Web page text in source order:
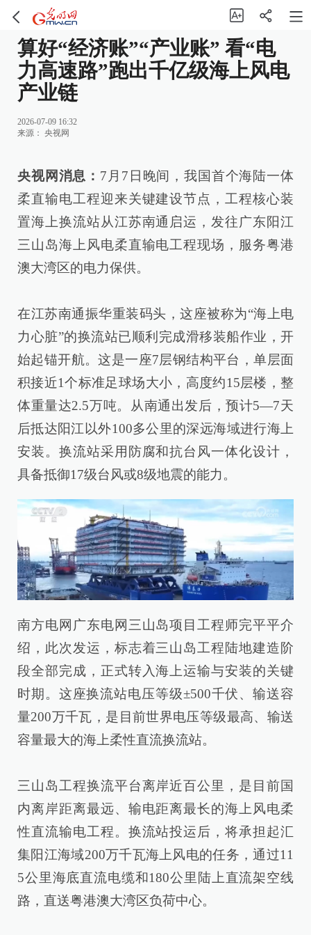
算好“经济账”“产业账” 看“电
力高速路”跑出千亿级海上风电
产业链
2026-07-09 16:32
来源： 央视网
央视网消息： 7月7日晚间，我国首个海陆一体
柔直输电工程迎来关键建设节点，工程核心装
置海上换流站从江苏南通启运，发往广东阳江
三山岛海上风电柔直输电工程现场，服务粤港
澳大湾区的电力保供。
在江苏南通振华重装码头，这座被称为“海上电
力心脏”的换流站已顺利完成滑移装船作业，开
始起锚开航。这是一座7层钢结构平台，单层面
积接近1个标准足球场大小，高度约15层楼，整
体重量达2.5万吨。从南通出发后，预计5—7天
后抵达阳江以外100多公里的深远海域进行海上
安装。换流站采用防腐和抗台风一体化设计，
具备抵御17级台风或8级地震的能力。
南方电网广东电网三山岛项目工程师完平平介
绍，此次发运，标志着三山岛工程陆地建造阶
段全部完成，正式转入海上运输与安装的关键
时期。这座换流站电压等级±500千伏、输送容
量200万千瓦，是目前世界电压等级最高、输送
容量最大的海上柔性直流换流站。
三山岛工程换流平台离岸近百公里，是目前国
内离岸距离最远、输电距离最长的海上风电柔
性直流输电工程。换流站投运后，将承担起汇
集阳江海域200万千瓦海上风电的任务，通过11
5公里海底直流电缆和180公里陆上直流架空线
路，直送粤港澳大湾区负荷中心。